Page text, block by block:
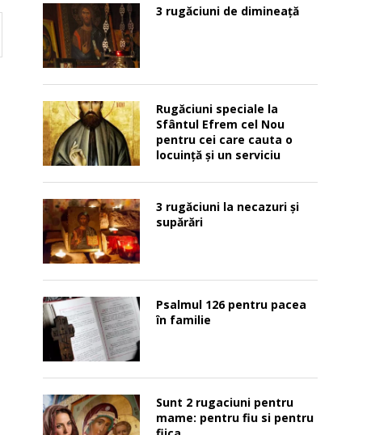
3 rugăciuni de dimineață
Rugăciuni speciale la
Sfântul Efrem cel Nou
pentru cei care cauta o
locuinţă şi un serviciu
3 rugăciuni la necazuri și
supărări
Psalmul 126 pentru pacea
în familie
Sunt 2 rugaciuni pentru
mame: pentru fiu si pentru